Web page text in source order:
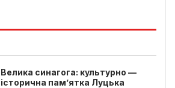
Велика синагога: культурно —
історична пам’ятка Луцька